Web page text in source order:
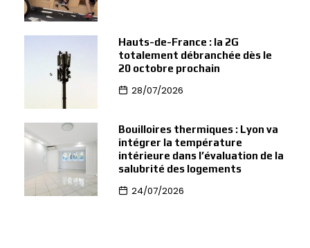
Hauts-de-France : la 2G
totalement débranchée dès le
20 octobre prochain
28/07/2026
Bouilloires thermiques : Lyon va
intégrer la température
intérieure dans l’évaluation de la
salubrité des logements
24/07/2026